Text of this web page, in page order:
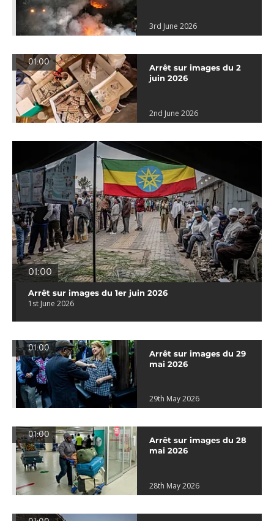
3rd June 2026
01:00
Arrêt sur images du 2
juin 2026
2nd June 2026
01:00
Arrêt sur images du 1er juin 2026
1st June 2026
01:00
Arrêt sur images du 29
mai 2026
29th May 2026
01:00
Arrêt sur images du 28
mai 2026
28th May 2026